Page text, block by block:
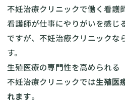
不妊治療クリニックで働く看護
看護師が仕事にやりがいを感じ
ですが、不妊治療クリニックな
す。
生殖医療の専門性を高められる
不妊治療クリニックでは生殖医
れます。